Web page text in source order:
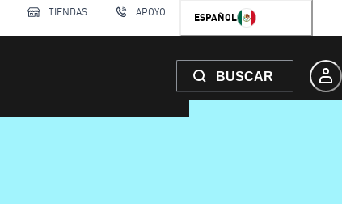
TIENDAS APOYO ESPAÑOL
BUSCAR